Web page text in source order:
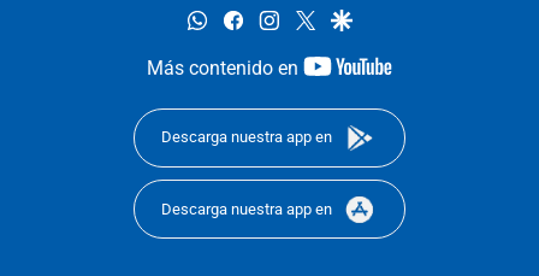
whatsappfacebookinstagram
twittergoogle
Más contenido en
youtube-
Descarga nuestra app en
Descarga nuestra app en